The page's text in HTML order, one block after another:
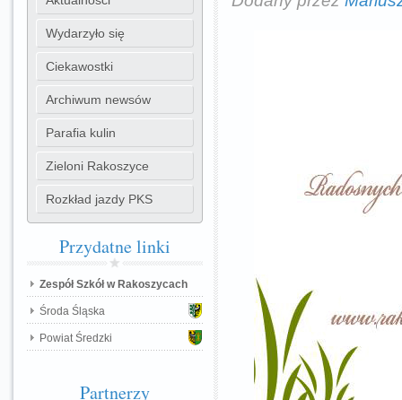
Wydarzyło się
Ciekawostki
Archiwum newsów
Parafia kulin
Zieloni Rakoszyce
Rozkład jazdy PKS
Przydatnelinki
Zespół Szkół w Rakoszycach
Środa Śląska
Powiat Średzki
Partnerzy